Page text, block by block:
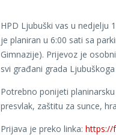
HPD Ljubuški vas u nedjelju
je planiran u 6:00 sati sa
Gimnazije). Prijevoz je
svi građani grada
Potrebno ponijeti
presvlak, zaštitu za sunce,
Prijava je preko linka: https://